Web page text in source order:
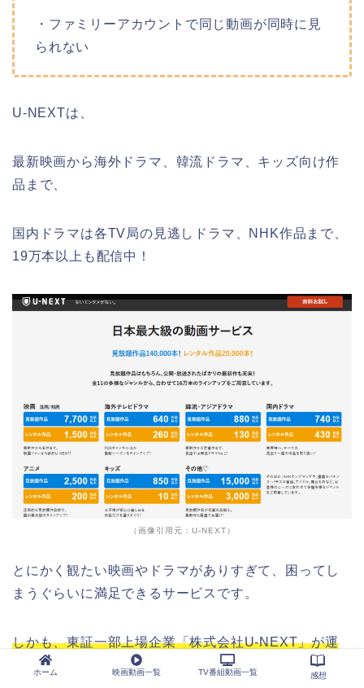
・ファミリーアカウントで同じ動画が同時に見
られない
U-NEXTは、
最新映画から海外ドラマ、韓流ドラマ、キッズ向け作
品まで、
国内ドラマは各TV局の見逃しドラマ、NHK作品まで、
19万本以上も配信中！
（画像引用元：U-NEXT）
とにかく観たい映画やドラマがありすぎて、困ってし
まうぐらいに満足できるサービスです。
しかも、東証一部上場企業「株式会社U-NEXT」が運
営する動画配信サービスなので、安心・安全にご覧頂
ホーム 映画動画一覧 TV番組動画一覧 感想